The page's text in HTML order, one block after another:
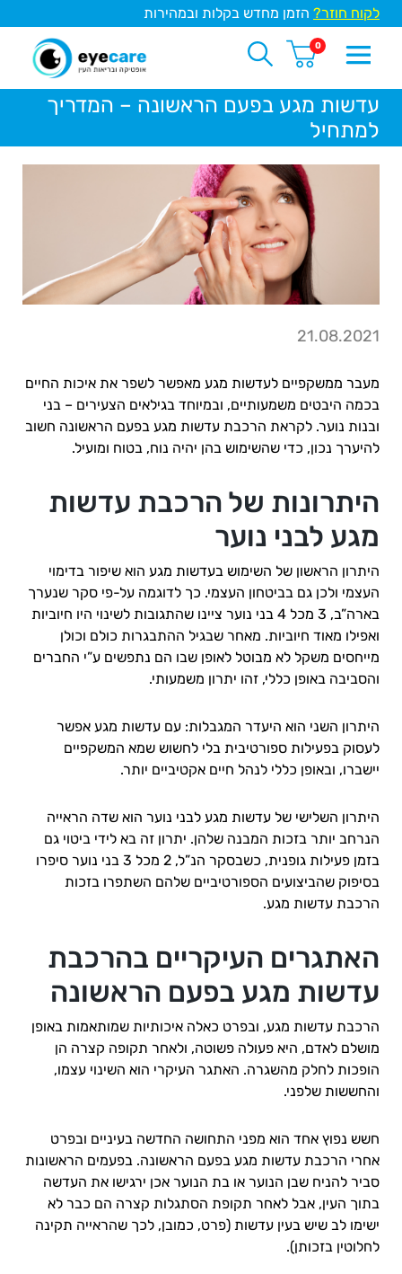
לקוח חוזר? הזמן מחדש בקלות ובמהירות
0
עדשות מגע בפעם הראשונה – המדריך
למתחיל
21.08.2021
מעבר ממשקפיים לעדשות מגע מאפשר לשפר את איכות החיים
בכמה היבטים משמעותיים, ובמיוחד בגילאים הצעירים – בני
ובנות נוער. לקראת הרכבת עדשות מגע בפעם הראשונה חשוב
להיערך נכון, כדי שהשימוש בהן יהיה נוח, בטוח ומועיל.
היתרונות של הרכבת עדשות
מגע לבני נוער
היתרון הראשון של השימוש בעדשות מגע הוא שיפור בדימוי
העצמי ולכן גם בביטחון העצמי. כך לדוגמה על-פי סקר שנערך
בארה”ב, 3 מכל 4 בני נוער ציינו שהתגובות לשינוי היו חיוביות
ואפילו מאוד חיוביות. מאחר שבגיל ההתבגרות כולם וכולן
מייחסים משקל לא מבוטל לאופן שבו הם נתפשים ע”י החברים
והסביבה באופן כללי, זהו יתרון משמעותי.
היתרון השני הוא היעדר המגבלות: עם עדשות מגע אפשר
לעסוק בפעילות ספורטיבית בלי לחשוש שמא המשקפיים
יישברו, ובאופן כללי לנהל חיים אקטיביים יותר.
היתרון השלישי של עדשות מגע לבני נוער הוא שדה הראייה
הנרחב יותר בזכות המבנה שלהן. יתרון זה בא לידי ביטוי גם
בזמן פעילות גופנית, כשבסקר הנ”ל, 2 מכל 3 בני נוער סיפרו
בסיפוק שהביצועים הספורטיביים שלהם השתפרו בזכות
הרכבת עדשות מגע.
האתגרים העיקריים בהרכבת
עדשות מגע בפעם הראשונה
הרכבת עדשות מגע, ובפרט כאלה איכותיות שמותאמות באופן
מושלם לאדם, היא פעולה פשוטה, ולאחר תקופה קצרה הן
הופכות לחלק מהשגרה. האתגר העיקרי הוא השינוי עצמו,
והחששות שלפני.
חשש נפוץ אחד הוא מפני התחושה החדשה בעיניים ובפרט
אחרי הרכבת עדשות מגע בפעם הראשונה. בפעמים הראשונות
סביר להניח שבן הנוער או בת הנוער אכן ירגישו את העדשה
בתוך העין, אבל לאחר תקופת הסתגלות קצרה הם כבר לא
ישימו לב שיש בעין עדשות (פרט, כמובן, לכך שהראייה תקינה
לחלוטין בזכותן).